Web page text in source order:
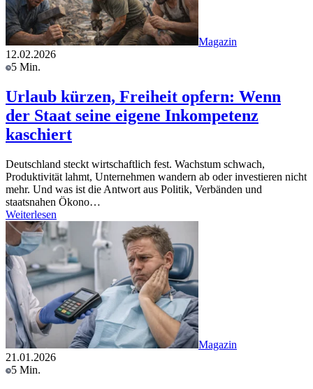
Magazin
12.02.2026
5 Min.
Urlaub kürzen, Freiheit opfern: Wenn
der Staat seine eigene Inkompetenz
kaschiert
Deutschland steckt wirtschaftlich fest. Wachstum schwach,
Produktivität lahmt, Unternehmen wandern ab oder investieren nicht
mehr. Und was ist die Antwort aus Politik, Verbänden und
staatsnahen Ökono…
Weiterlesen
Magazin
21.01.2026
5 Min.